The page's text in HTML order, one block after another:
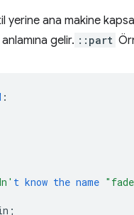
yerine ana makine
gelir. ::part
:
t know the name
;